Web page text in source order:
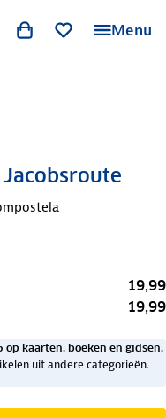
Menu
19,99
19,99
kaarten, boeken en gidsen.
uit andere categorieën.